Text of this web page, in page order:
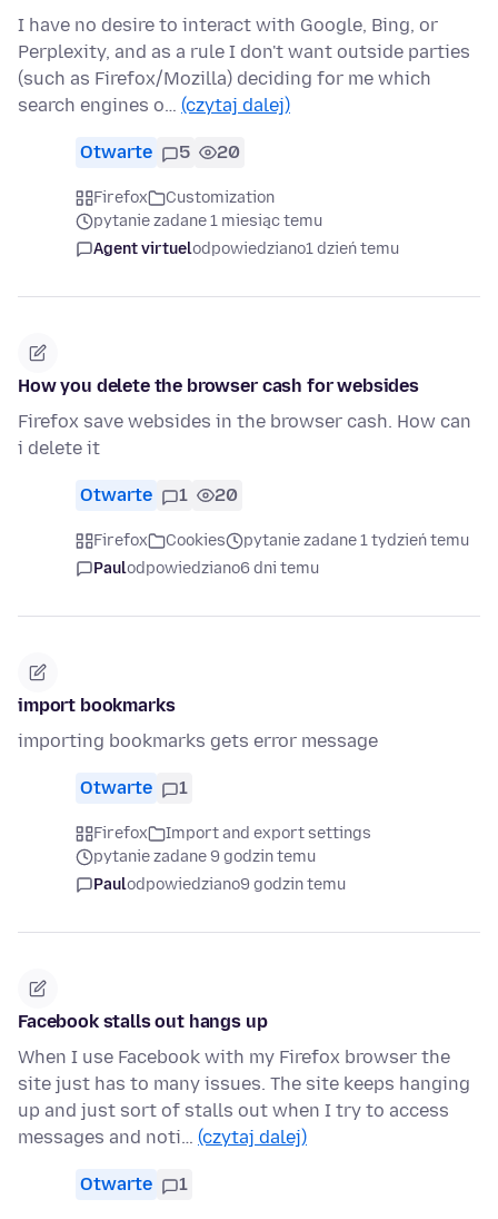
I have no desire to interact with Google, Bing, or
Perplexity, and as a rule I don't want outside parties
(such as Firefox/Mozilla) deciding for me which
search engines o… (czytaj dalej)
Otwarte 5 20
Firefox
Customization
pytanie zadane 1 miesiąc temu
Agent virtuelodpowiedziano1 dzień temu
How you delete the browser cash for websides
Firefox save websides in the browser cash. How can
i delete it
Otwarte 1 20
Firefox Cookies
pytanie zadane 1 tydzień temu
Paulodpowiedziano6 dni temu
import bookmarks
importing bookmarks gets error message
Otwarte 1
Firefox
Import and export settings
pytanie zadane 9 godzin temu
Paulodpowiedziano9 godzin temu
Facebook stalls out hangs up
When I use Facebook with my Firefox browser the
site just has to many issues. The site keeps hanging
up and just sort of stalls out when I try to access
messages and noti… (czytaj dalej)
Otwarte 1